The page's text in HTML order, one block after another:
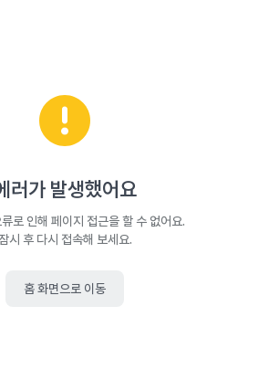
러가 발생했어요
로 인해 페이지 접근을 할 수 없어요.
잠시 후 다시 접속해 보세요.
홈 화면으로 이동